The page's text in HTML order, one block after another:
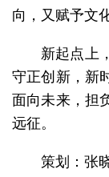
向，又赋予文
新起点上
守正创新，新
面向未来，担
远征。
策划：张